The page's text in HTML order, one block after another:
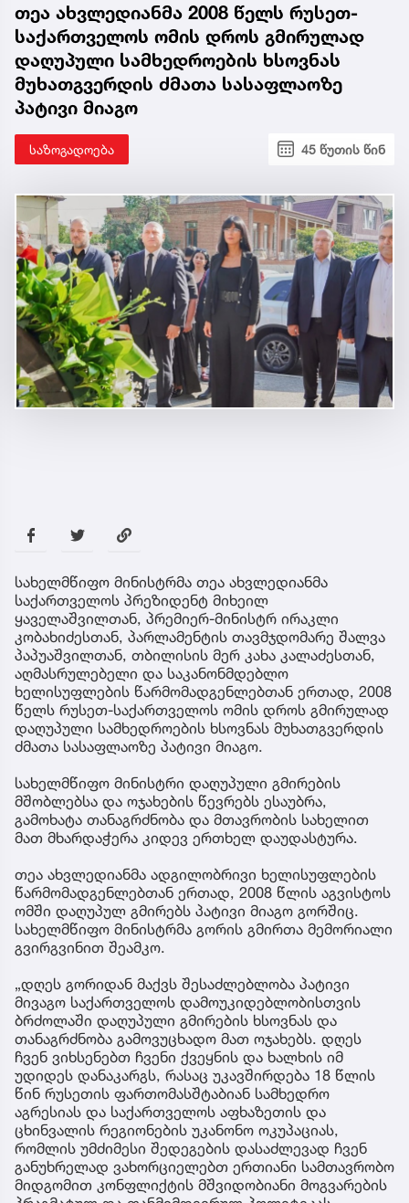
თეა ახვლედიანმა 2008 წელს რუსეთ-
საქართველოს ომის დროს გმირულად
დაღუპული სამხედროების ხსოვნას
მუხათგვერდის ძმათა სასაფლაოზე
პატივი მიაგო
საზოგადოება 45 წუთის წინ
სახელმწიფო მინისტრმა თეა ახვლედიანმა
საქართველოს პრეზიდენტ მიხეილ
ყაველაშვილთან, პრემიერ-მინისტრ ირაკლი
კობახიძესთან, პარლამენტის თავმჯდომარე შალვა
პაპუაშვილთან, თბილისის მერ კახა კალაძესთან,
აღმასრულებელი და საკანონმდებლო
ხელისუფლების წარმომადგენლებთან ერთად, 2008
წელს რუსეთ-საქართველოს ომის დროს გმირულად
დაღუპული სამხედროების ხსოვნას მუხათგვერდის
ძმათა სასაფლაოზე პატივი მიაგო.
სახელმწიფო მინისტრი დაღუპული გმირების
მშობლებსა და ოჯახების წევრებს ესაუბრა,
გამოხატა თანაგრძნობა და მთავრობის სახელით
მათ მხარდაჭერა კიდევ ერთხელ დაუდასტურა.
თეა ახვლედიანმა ადგილობრივი ხელისუფლების
წარმომადგენლებთან ერთად, 2008 წლის აგვისტოს
ომში დაღუპულ გმირებს პატივი მიაგო გორშიც.
სახელმწიფო მინისტრმა გორის გმირთა მემორიალი
გვირგვინით შეამკო.
„დღეს გორიდან მაქვს შესაძლებლობა პატივი
მივაგო საქართველოს დამოუკიდებლობისთვის
ბრძოლაში დაღუპული გმირების ხსოვნას და
თანაგრძნობა გამოვუცხადო მათ ოჯახებს. დღეს
ჩვენ ვიხსენებთ ჩვენი ქვეყნის და ხალხის იმ
უდიდეს დანაკარგს, რასაც უკავშირდება 18 წლის
წინ რუსეთის ფართომასშტაბიან სამხედრო
აგრესიას და საქართველოს აფხაზეთის და
ცხინვალის რეგიონების უკანონო ოკუპაციას,
რომლის უმძიმესი შედეგების დასაძლევად ჩვენ
განუხრელად ვახორციელებთ ერთიანი სამთავრობო
მიდგომით კონფლიქტის მშვიდობიანი მოგვარების